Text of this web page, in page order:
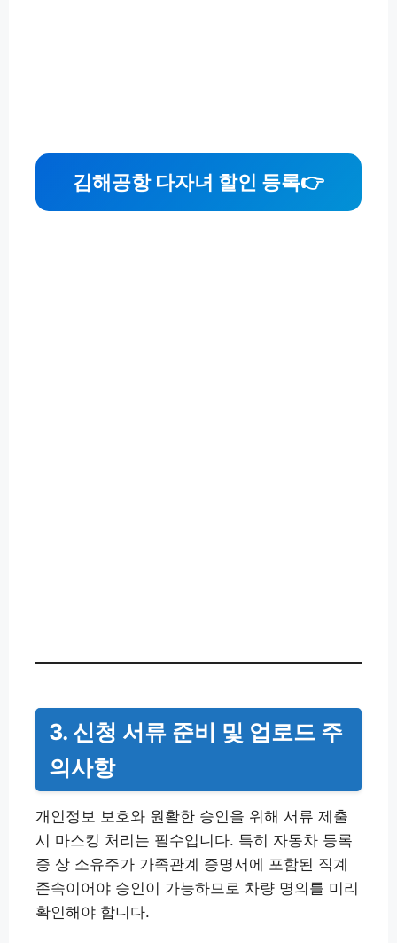
김해공항 다자녀 할인 등록👉
3. 신청 서류 준비 및 업로드 주
의사항
개인정보 보호와 원활한 승인을 위해 서류 제출
시 마스킹 처리는 필수입니다. 특히 자동차 등록
증 상 소유주가 가족관계 증명서에 포함된 직계
존속이어야 승인이 가능하므로 차량 명의를 미리
확인해야 합니다.